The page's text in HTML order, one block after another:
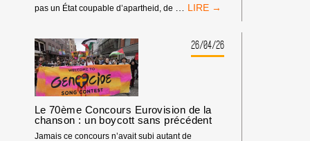
pas un État coupable d’apartheid, de
PAS
NORMALISATION
DE
L’ÉTAT
LA
TV
POUR
26/04/26
Le 70ème Concours Eurovision de la
chanson : un boycott sans précédent
Jamais ce concours n’avait subi autant de